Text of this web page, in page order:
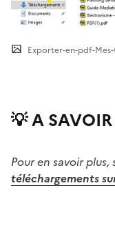
Exporter-en-pdf-
💡 A SAVOIR
Pour en savoir
téléchargements